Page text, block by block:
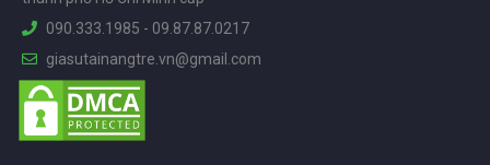
090.333.1985 - 09.87.87.0217
giasutainangtre.vn@gmail.com